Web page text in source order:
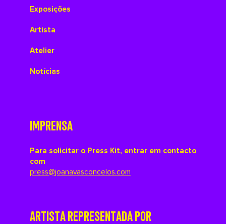
Exposições
Artista
Atelier
Notícias
IMPRENSA
Para solicitar o Press Kit, entrar em contacto
com
press@joanavasconcelos.com
ARTISTA REPRESENTADA POR